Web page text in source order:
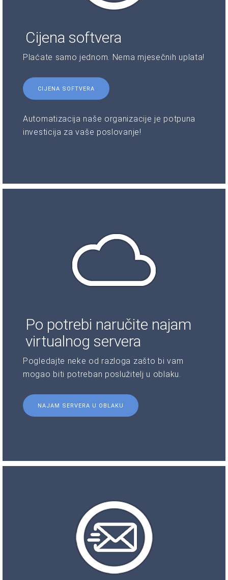
Cijena softvera
Plaćate samo jednom. Nema mjesečnih uplata!
CIJENA SOFTVERA
Automatizacija naše organizacije je potpuna
investicija za vaše poslovanje!
Po potrebi naručite najam
virtualnog servera
Pogledajte neke od razloga zašto bi vam
mogao biti potreban poslužitelj u oblaku.
NAJAM SERVERA U OBLAKU